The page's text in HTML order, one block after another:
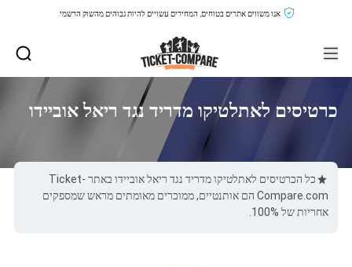
אנו משווים אתרים בטוחים, המחירים עשויים להיות גבוהים מהשוק הרשמי.
כרטיסים לאתלטיקו מדריד נגד ריאל אוביידו
כל הכרטיסים לאתלטיקו מדריד נגד ריאל אוביידו באתר Ticket-
Compare.com הם אותנטיים, ממוכרים מאומתים מראש שמספקים
אחריות של 100%.